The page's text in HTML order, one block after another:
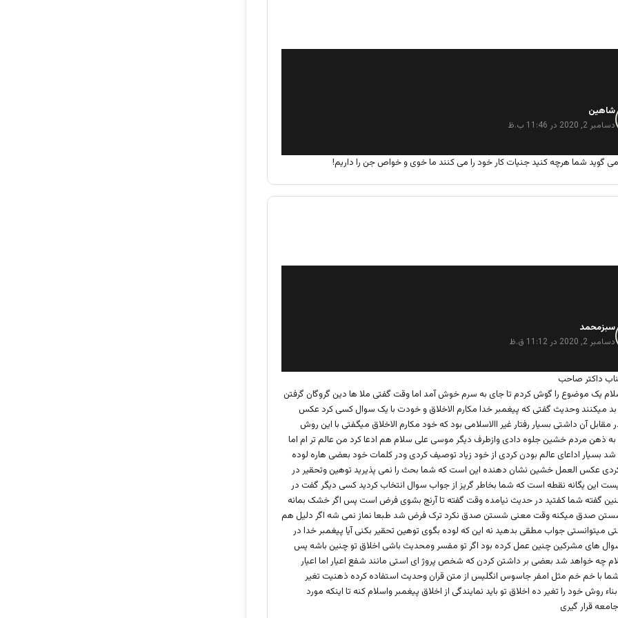
شاهین
ف
:
دسامبر 2, 2020 در 11:46 ب.ظ
گوید شما هرچه کنید جنیات کار خود را می کنند ما خوی و خواص جن را داریم!
سبزمحمد
ف
:
دسامبر 2, 2020 در 11:12 ق.ظ
داکتر صاحب
یک موضوع را گوش کردم تا جای به سرم خوش آمد اما وقت گفتی ملا ها دین گروگان گرفتن
بد میکنند وحدیث گفتی که پیغمبر خدا مکارم الاخلاق و خودت با یک سوال کسی کرد عکس
مقابل آن داشتی بسیار رفتار غیر االاسلامی بود که خود مکارم الاخلاق میگفتی با این روش
به ذهن مردم خشین جلوه دادی وازطرف دیگر موسی علی سلام هم ادعا کرد من عالم تر ام اما
بسیار اداعای عالم بودن کردی از خود زیاد توصیف کردی ودر کلمات خود بعضی هاره لوده
عکس العمل خشین نشان دهنده این است که شما بحث را نمی پذیرید توهین وتحقیر در
این یگانه نقطه است که شما بخاطر گریز از جواب سوال انتخاب کردید کسی دیگر گفت در
گفته شما کفتید در حدیث نیامده وقت گفته تا آرنج بشوی فرض است پس اگر خشک بمانه
صدق میکنه وقت معنی شستن صدق نکرد ترک فرض شد طبعا نماز نمی شه اگر دلیل هم
میتوانستی جواب مطقی بدهید نه این که لوده بگوی توهین تحقیر بکنی آیا پیغمبر خدا در
های مشرکین چنین عمل کرده بود اگر تو مفسر ومحدیث باشی اخلاق تو چنین باشه پس
چه خواهد شد بعضی بر داشتن کردن که شخص پروژ ای استی مانند شفع اعیار اما اعیار
با خم خم مثل امفر جاسوس انگلیس از متن قران وحدیث استفاده کرده ذهنیت تغیر
روش خود را تغیر ده اخلاق تو باید نمایندگی از اخلاق پیغمبر واسلام کنه تا اینکه مورد
قرار گیری